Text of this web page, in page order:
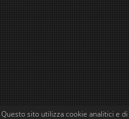
Questo sito utilizza cookie analitici e